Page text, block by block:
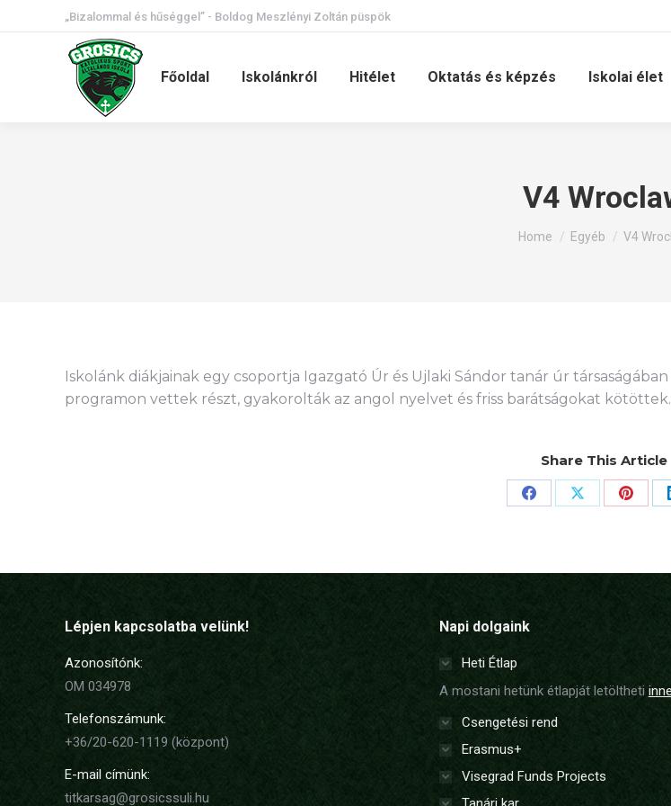
„Bizalommal és hűséggel” - Boldog Meszlényi Zoltán püspök
Főoldal Iskolánkról Hitélet Oktatás és képzés Iskolai élet
V4
You are here:
Home Egyéb V4
Iskolánk diákjainak egy csoportja Igazgató Úr és Ujlaki Sándor tanár úr
programon vettek részt, gyakorolták az angol nyelvet és friss barátságokat
Share This Article
Share Share Share
Lépjen kapcsolatba velünk!
Azonosítónk:
OM 034978
Telefonszámunk:
+36/20-620-1119 (központ)
E-mail címünk:
titkarsag@grosicssuli.hu
Napi dolgaink
Heti Étlap
A mostani hetünk étlapját letöltheti
Csengetési rend
Erasmus+
Visegrad Funds Projects